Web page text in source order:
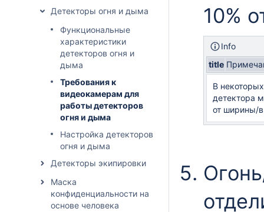
Детекторы огня и дыма
Функциональные
характеристики
детекторов огня и
дыма
Требования к
видеокамерам для
работы детекторов
огня и дыма
Настройка детекторов
огня и дыма
Детекторы экипировки
Маска
конфиденциальности на
основе человека
10%
Info
title
В
детектора
от ширины/